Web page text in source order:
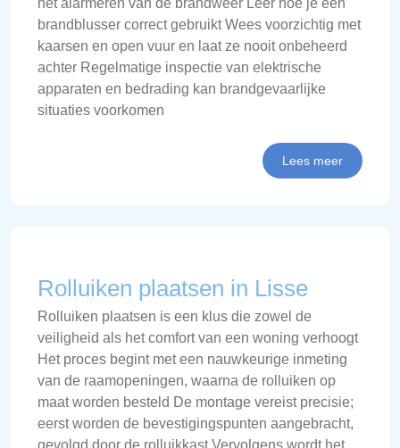
brandblusser correct gebruikt Wees voorzichtig met
kaarsen en open vuur en laat ze nooit onbeheerd
achter Regelmatige inspectie van elektrische
apparaten en bedrading kan brandgevaarlijke
situaties voorkomen
Lees meer
Rolluiken plaatsen in Lisse
Rolluiken plaatsen is een klus die zowel de
veiligheid als het comfort van een woning verhoogt
Het proces begint met een nauwkeurige inmeting
van de raamopeningen, waarna de rolluiken op
maat worden besteld De montage vereist precisie;
eerst worden de bevestigingspunten aangebracht,
gevolgd door de rolluikkast Vervolgens wordt het